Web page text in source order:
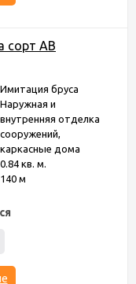
сорт АВ
Имитация бруса
Наружная и
внутренняя отделка
сооружений,
каркасные дома
0.84 кв. м.
140 м